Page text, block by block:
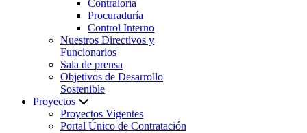
Contraloría
Procuraduría
Control Interno
Nuestros Directivos y
Funcionarios
Sala de prensa
Objetivos de Desarrollo
Sostenible
Proyectos
Proyectos Vigentes
Portal Único de Contratación